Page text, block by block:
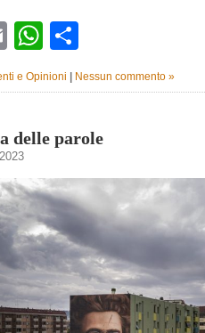
EmailWhatsApp
e Opinioni | Nessun commento »
delle parole